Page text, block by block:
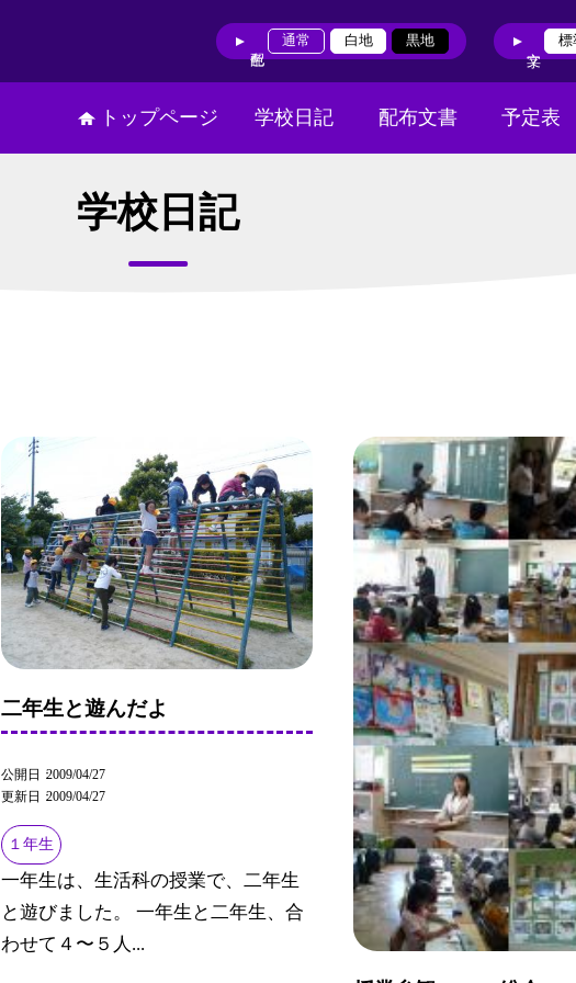
通常 白地 黒地 標
トップページ 学校日記 配布文書 予定表
学校日記
二年生と遊んだよ
公開日 2009/04/27
更新日 2009/04/27
１年生
一年生は、生活科の授業で、二年生
と遊びました。 一年生と二年生、合
わせて４〜５人...